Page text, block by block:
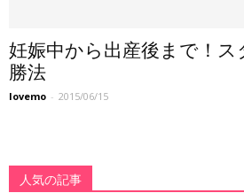
妊娠中から出産後まで！
勝法
lovemo - 2015/06/15
人気の記事